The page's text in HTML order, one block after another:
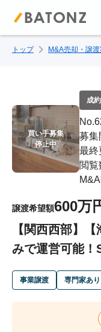
トップページ
M&A案件一覧
売りたい方へ
買いたい方へ
成約事例
M&A専門家の方
トップ M&A売却・譲
買い手募集
停止中
成
募集
最終
閲覧
譲渡希望額600万
【関西西部】
みで運営可能！
事業譲渡 専門家あり